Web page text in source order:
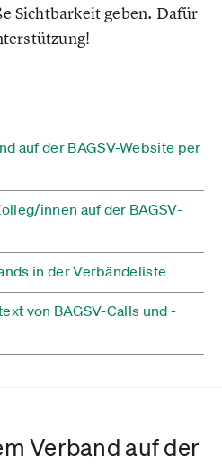
Sichtbarkeit geben. Dafür
auf der BAGSV-Website per
innen auf der BAGSV-
in der Verbändeliste
von BAGSV-Calls und -
Verband auf der